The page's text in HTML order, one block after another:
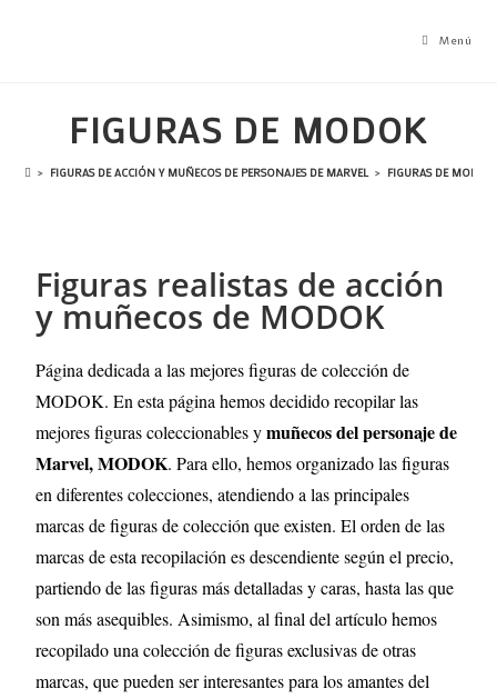
Menú
FIGURAS DE MODOK
> FIGURAS DE ACCIÓN Y MUÑECOS DE PERSONAJES DE MARVEL > FIGURAS DE MODOK
Figuras realistas de acción
y muñecos de MODOK
Página dedicada a las mejores figuras de colección de
MODOK. En esta página hemos decidido recopilar las
mejores figuras coleccionables ymuñecos del personaje de
Marvel, MODOK. Para ello, hemos organizado las figuras
en diferentes colecciones, atendiendo a las principales
marcas de figuras de colección que existen. El orden de las
marcas de esta recopilación es descendiente según el precio,
partiendo de las figuras más detalladas y caras, hasta las que
son más asequibles. Asimismo, al final del artículo hemos
recopilado una colección de figuras exclusivas de otras
marcas, que pueden ser interesantes para los amantes del